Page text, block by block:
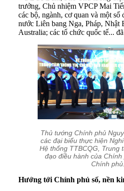
trưởng, Chủ nhiệm VPCP Mai
các bộ, ngành, cơ quan và một
nước Liên bang Nga, Pháp, Nhật
Australia; các tổ chức quốc tế...
Thủ tướng Chính phủ
các đại biểu thực hiện
Hệ thống TTBCQG, Trung
đạo điều hành của
Chính phủ.
Hướng tới Chính phủ số, nền